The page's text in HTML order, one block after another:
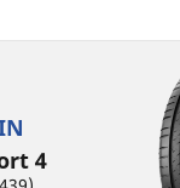
4